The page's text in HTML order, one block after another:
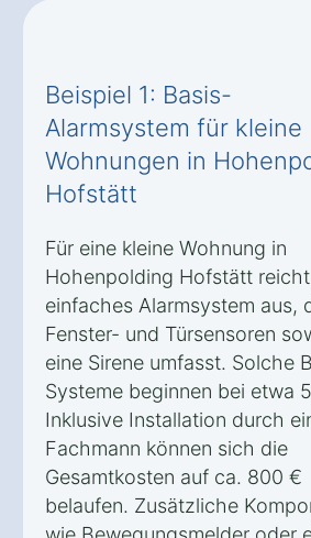
Beispiel 1: Basis-
Alarmsystem für kleine
Wohnungen in
Hofstätt
Für eine kleine Wohnung in
Hohenpolding Hofstätt
einfaches Alarmsystem aus,
Fenster- und Türsensoren
eine Sirene umfasst. Solche
Systeme beginnen bei etwa
Inklusive Installation durch
Fachmann können sich die
Gesamtkosten auf ca. 800 €
belaufen. Zusätzliche